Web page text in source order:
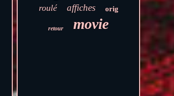
roulé affiches orig
retour movie